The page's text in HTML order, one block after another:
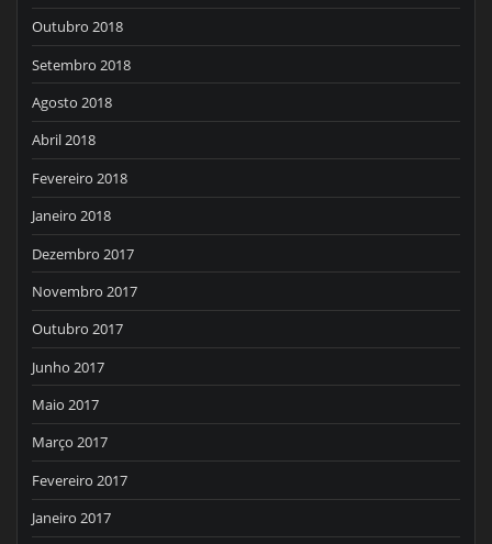
Outubro 2018
Setembro 2018
Agosto 2018
Abril 2018
Fevereiro 2018
Janeiro 2018
Dezembro 2017
Novembro 2017
Outubro 2017
Junho 2017
Maio 2017
Março 2017
Fevereiro 2017
Janeiro 2017